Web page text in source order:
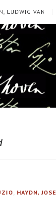
LUDWIG VAN
HAYDN,